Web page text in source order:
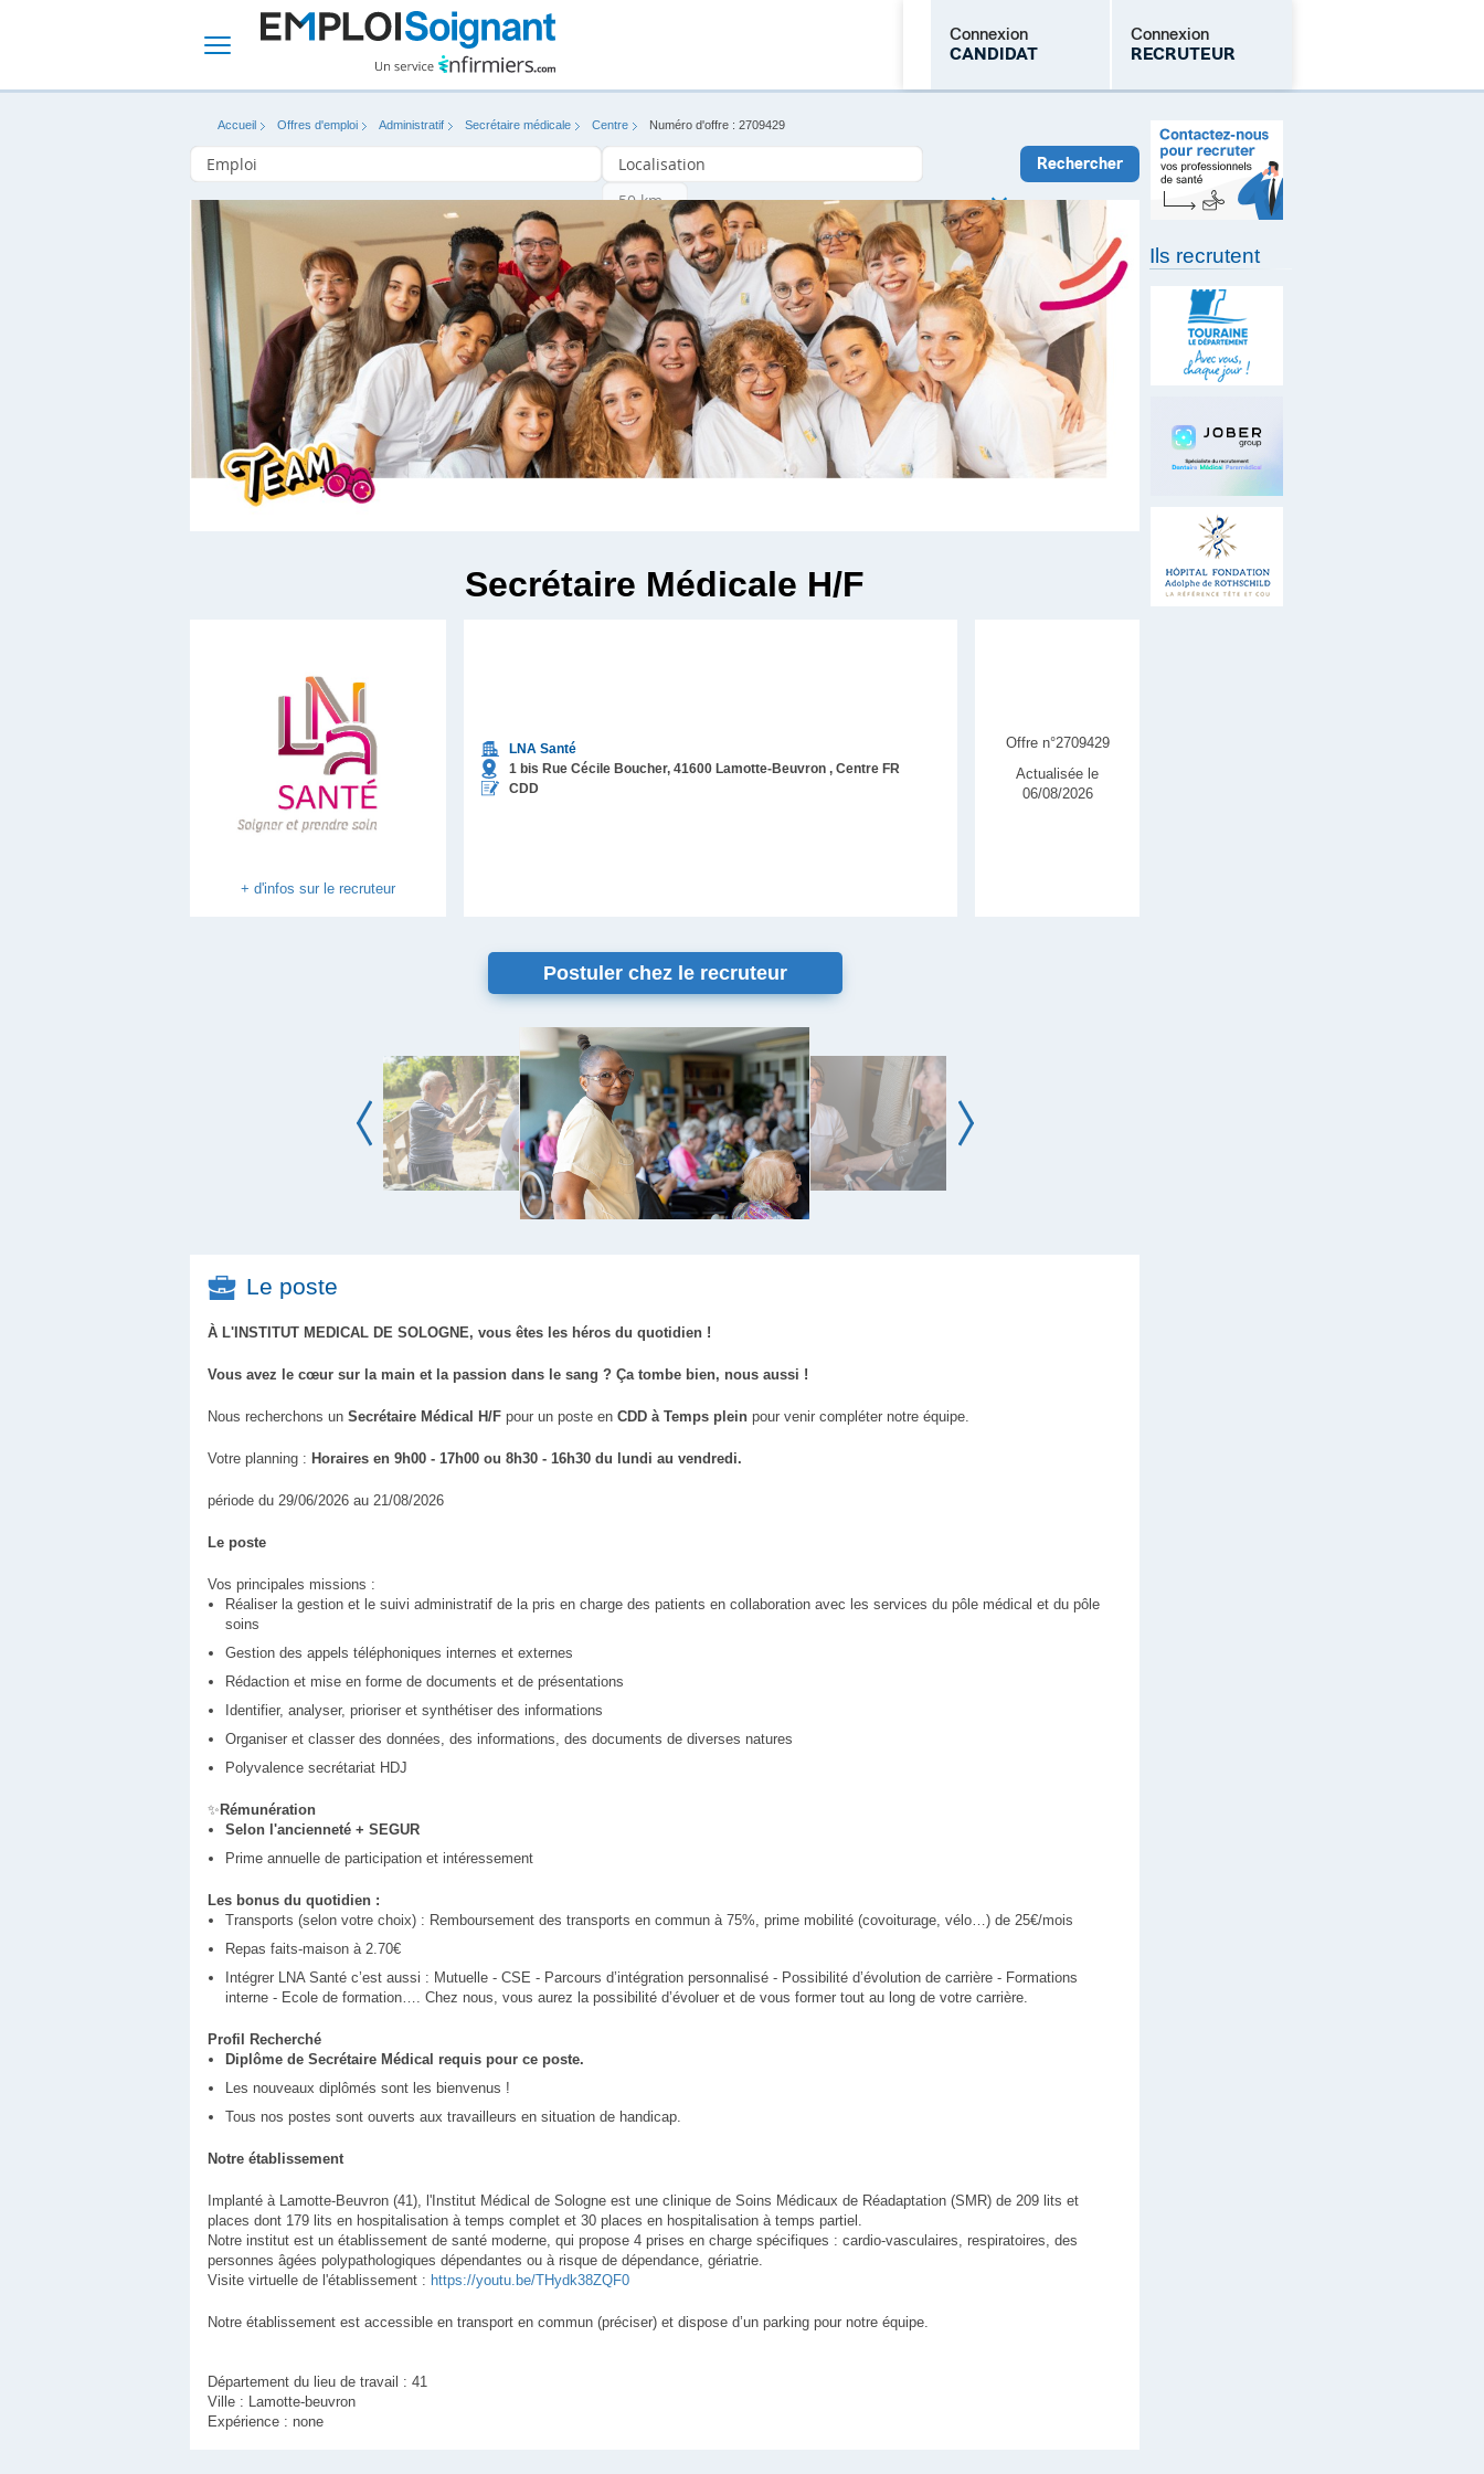
Connexion
CANDIDAT
Connexion
RECRUTEUR
Mot de passe oublié
Accueil Offres d'emploi Administratif Secrétaire médicale Centre Numéro d'offre : 2709429
Secrétaire Médicale H/F
+ d'infos sur le recruteur
LNA Santé
1 bis Rue Cécile Boucher, 41600 Lamotte-Beuvron , Centre FR
CDD
Offre n°2709429
Actualisée le
06/08/2026
Postuler chez le recruteur
Le poste
À L'INSTITUT MEDICAL DE SOLOGNE, vous êtes les héros du quotidien !
Vous avez le cœur sur la main et la passion dans le sang ? Ça tombe bien, nous aussi !
Nous recherchons un Secrétaire Médical H/F pour un poste en CDD à Temps plein pour venir compléter notre équipe.
Votre planning : Horaires en 9h00 - 17h00 ou 8h30 - 16h30 du lundi au vendredi.
période du 29/06/2026 au 21/08/2026
Le poste
Vos principales missions :
Réaliser la gestion et le suivi administratif de la pris en charge des patients en collaboration avec les services du pôle médical et du pôle
soins
Gestion des appels téléphoniques internes et externes
Rédaction et mise en forme de documents et de présentations
Identifier, analyser, prioriser et synthétiser des informations
Organiser et classer des données, des informations, des documents de diverses natures
Polyvalence secrétariat HDJ
✨ Rémunération
Selon l'ancienneté + SEGUR
Prime annuelle de participation et intéressement
Les bonus du quotidien :
Transports (selon votre choix) : Remboursement des transports en commun à 75%, prime mobilité (covoiturage, vélo…) de 25€/mois
Repas faits-maison à 2.70€
Intégrer LNA Santé c’est aussi : Mutuelle - CSE - Parcours d’intégration personnalisé - Possibilité d’évolution de carrière - Formations
interne - Ecole de formation…. Chez nous, vous aurez la possibilité d’évoluer et de vous former tout au long de votre carrière.
Profil Recherché
Diplôme de Secrétaire Médical requis pour ce poste.
Les nouveaux diplômés sont les bienvenus !
Tous nos postes sont ouverts aux travailleurs en situation de handicap.
Notre établissement
Implanté à Lamotte-Beuvron (41), l'Institut Médical de Sologne est une clinique de Soins Médicaux de Réadaptation (SMR) de 209 lits et
places dont 179 lits en hospitalisation à temps complet et 30 places en hospitalisation à temps partiel.
Notre institut est un établissement de santé moderne, qui propose 4 prises en charge spécifiques : cardio-vasculaires, respiratoires, des
personnes âgées polypathologiques dépendantes ou à risque de dépendance, gériatrie.
Visite virtuelle de l'établissement : https://youtu.be/THydk38ZQF0
Notre établissement est accessible en transport en commun (préciser) et dispose d’un parking pour notre équipe.
Département du lieu de travail : 41
Ville : Lamotte-beuvron
Expérience : none
Ils recrutent